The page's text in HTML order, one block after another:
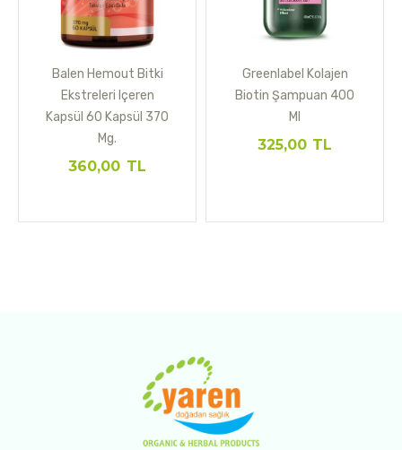
Balen Hemout Bitki
Ekstreleri Içeren
Kapsül 60 Kapsül 370
Mg.
360,00 TL
Greenlabel Kolajen
Biotin Şampuan 400
Ml
325,00TL